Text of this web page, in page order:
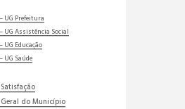
UG Prefeitura
UG Assistência Social
UG Educação
UG Saúde
do Município